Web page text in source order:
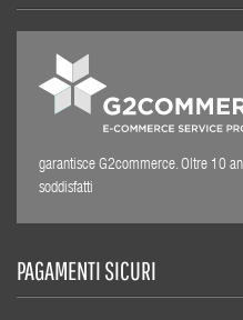
garantisce G2commerce. Oltre 10
soddisfatti
PAGAMENTI SICURI